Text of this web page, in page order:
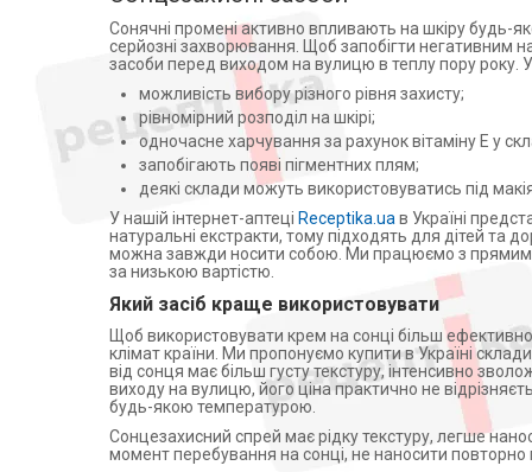
Медичні матраци
Аплікатори Ляпко
Лампи
Знезараження і кварцування
Дарсонвалі
Магнітотерапія
Рециркулятори
Алкотестери (алкометри)
Фізіотерапія
Апарати для електротерапії
Активатори води
Апарати для обличчя
Віброакустичні апарати
Партнерська програма
дозиметри
Байерсдорф Укр. (3)
ПКФ Биотон ООО (4)
Piel Cosmetics (1)
Pierre Fabre Dermo-
Cosmetique (Франция) (2)
Ельфа Фарм ТОВ (1)
Lab. Dermatologiques Uriage
(Франция) (5)
Міжнародна дистрибуція і
логістика ТОВ (3)
Coloris Sp.z o.o. (1)
Фитодоктор ООО (11)
Bioton (5)
Лаб.Виши (4)
ЭКСПЕРТ КОСМЕТИК ООО (5)
ЦЕТЕС КОСМЕТИКС ПОЛЕНД
СП.З.О.О.ПОЛЬША (2)
Lexima AB, Швеція (1)
Сонячні промені активно впливають на шкіру будь-
серйозні захворювання. Щоб запобігти негативним
засоби перед виходом на вулицю в теплу пору року. У
можливість вибору різного рівня захисту;
рівномірний розподіл на шкірі;
одночасне харчування за рахунок вітаміну Е у
запобігають появі пігментних плям;
деякі склади можуть використовуватись під
У нашій інтернет-аптеці Receptika.ua в Україні
натуральні екстракти, тому підходять для дітей та
можна завжди носити собою. Ми працюємо з прямими
за низькою вартістю.
Який засіб краще використовувати
Щоб використовувати крем на сонці більш
клімат країни. Ми пропонуємо купити в Україні
від сонця має більш густу текстуру, інтенсивно
виходу на вулицю, його ціна практично не
будь-якою температурою.
Сонцезахисний спрей має рідку текстуру, легше
момент перебування на сонці, не наносити повторно